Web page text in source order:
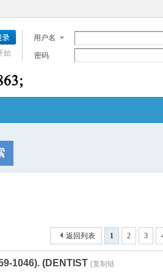
用户名
密码
始
1 2 3
返回列表
1046). (DENTIST [复制链